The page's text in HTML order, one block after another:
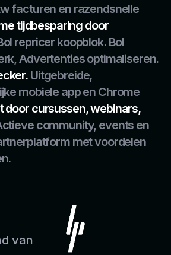
facturen en razendsnelle
tijdbesparing door
repricer koopblok. Bol
Advertenties optimaliseren.
Uitgebreide,
mobiele app en Chrome
door cursussen, webinars,
community, events en
met voordelen
van